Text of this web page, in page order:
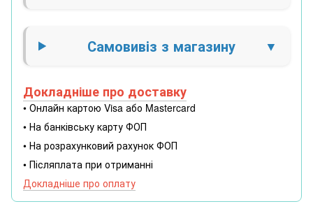
Самовивіз з магазину
Докладніше про доставку
• Онлайн картою Visa або Mastercard
• На банківську карту ФОП
• На розрахунковий рахунок ФОП
• Післяплата при отриманні
Докладніше про оплату